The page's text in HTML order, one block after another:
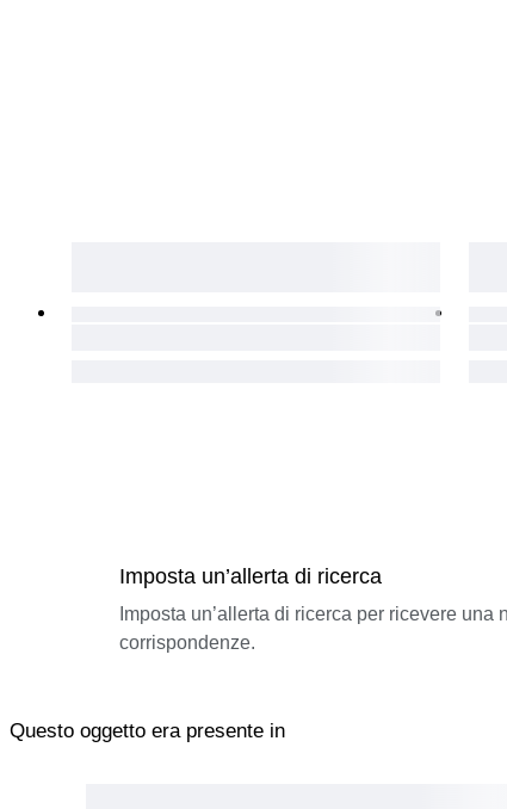
Imposta un’allerta di ricerca
Imposta un’allerta di ricerca per ricevere
corrispondenze.
Questo oggetto era presente in